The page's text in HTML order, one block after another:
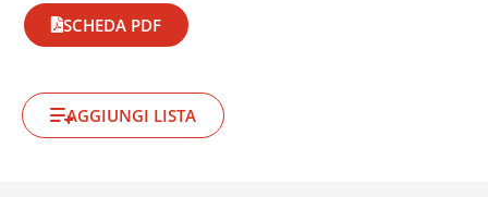
SCHEDA PDF
AGGIUNGI LISTA